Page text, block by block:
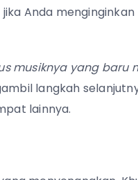
Anda
musiknya yang baru
langkah
lainnya.